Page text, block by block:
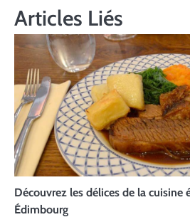
Articles Liés
Découvrez les délices de la cuisine
Édimbourg